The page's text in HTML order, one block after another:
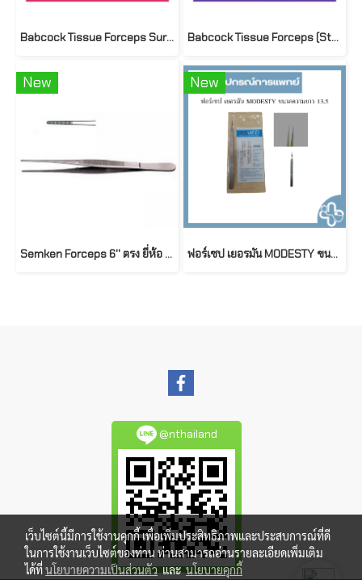
Babcock Tissue Forceps Survet Babcock Tissue Forceps (Starmed)
New
Semken Forceps 6'' ตรง ยี่ห้อ Mira
New
ฟอร์เซป เยอรมัน MODESTY ขนาดความยาว 13.5
@nthailand
เว็บไซต์นี้มีการใช้งานคุกกี้ เพื่อเพิ่มประสิทธิภาพและประสบการณ์ที่ดี
ในการใช้งานเว็บไซต์ของท่าน ท่านสามารถอ่านรายละเอียดเพิ่มเติม
ได้ที่นโยบายความเป็นส่วนตัวและนโยบายคุกกี้